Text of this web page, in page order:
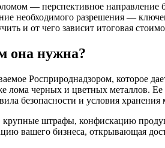
— перспективное
необходимого разрешения —
и от чего зависит итоговая
она нужна?
Росприроднадзором, которое
лома черных и цветных металлов.
безопасности и условия хранения
крупные штрафы, конфискацию
вашего бизнеса, открывающая